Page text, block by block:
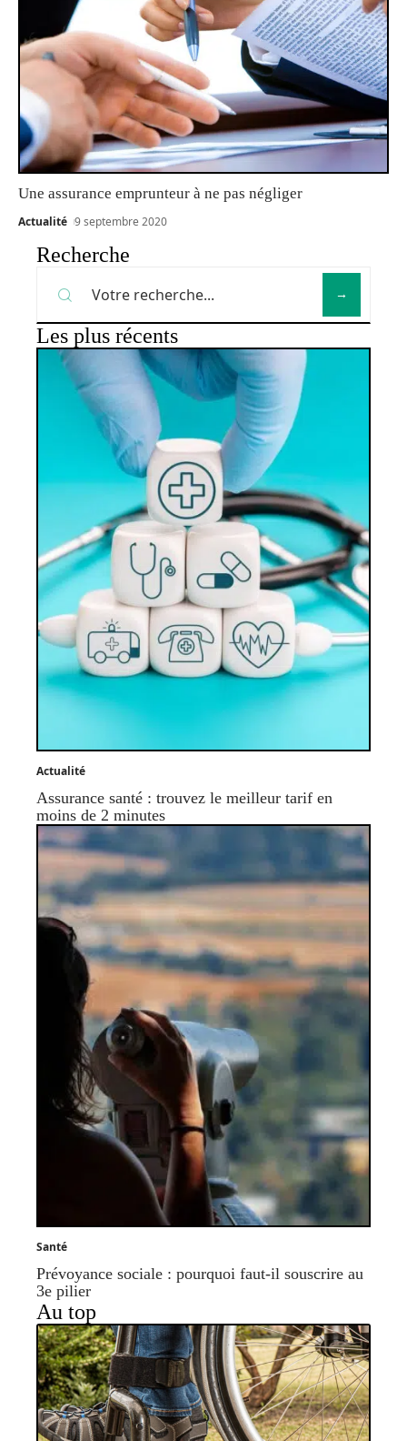
Une assurance emprunteur à ne pas négliger
Actualité 9 septembre 2020
Recherche
Les plus récents
Actualité
Assurance santé : trouvez le meilleur tarif en
moins de 2 minutes
Santé
Prévoyance sociale : pourquoi faut-il souscrire au
3e pilier
Au top